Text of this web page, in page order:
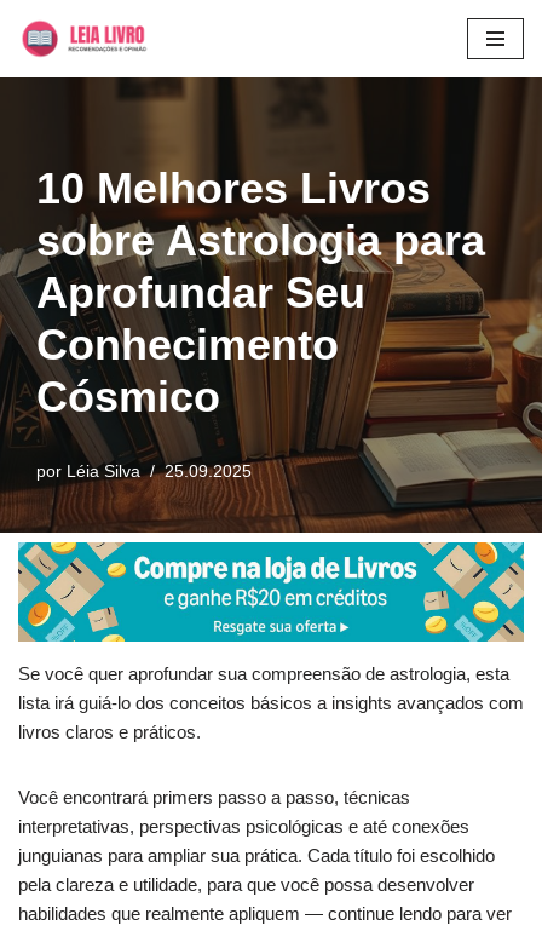
10 Melhores Livros
sobre Astrologia para
Aprofundar Seu
Conhecimento
Cósmico
por Léia Silva 25.09.2025
Se você quer aprofundar sua compreensão de astrologia, esta
lista irá guiá-lo dos conceitos básicos a insights avançados com
livros claros e práticos.
Você encontrará primers passo a passo, técnicas
interpretativas, perspectivas psicológicas e até conexões
junguianas para ampliar sua prática. Cada título foi escolhido
pela clareza e utilidade, para que você possa desenvolver
habilidades que realmente apliquem — continue lendo para ver